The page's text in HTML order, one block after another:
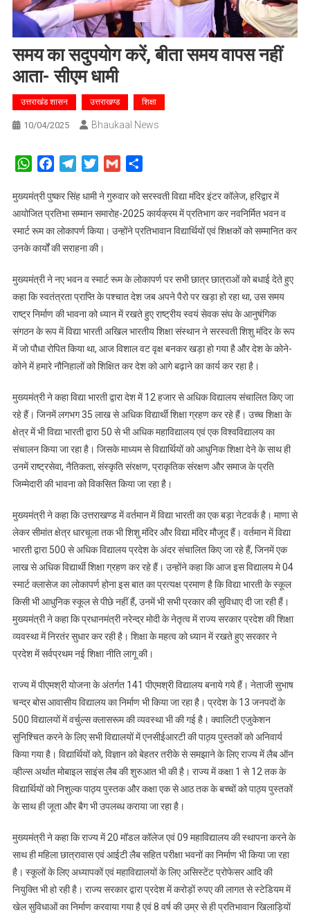
समय का सदुपयोग करें, बीता समय वापस नहीं
आता- सीएम धामी
उत्तराखंड शासन उत्तराखण्ड शिक्षा
10/04/2025 Bhaukaal News
WhatsAppFacebookTelegramTwitterGmail
मुख्यमंत्री पुष्कर सिंह धामी ने गुरुवार को सरस्वती विद्या मंदिर इंटर कॉलेज, हरिद्वार में
आयोजित प्रतिभा सम्मान समारोह-2025 कार्यक्रम में प्रतिभाग कर नवनिर्मित भवन व
स्मार्ट रूम का लोकापर्ण किया। उन्होंने प्रतिभावान विद्यार्थियों एवं शिक्षकों को सम्मानित कर
उनके कार्यों की सराहना की।
मुख्यमंत्री ने नए भवन व स्मार्ट रूम के लोकापर्ण पर सभी छात्र छात्राओं को बधाई देते हुए
कहा कि स्वतंत्रता प्राप्ति के पश्चात देश जब अपने पैरो पर खड़ा हो रहा था, उस समय
राष्ट्र निर्माण की भावना को ध्यान में रखते हुए राष्ट्रीय स्वयं सेवक संघ के आनुषंगिक
संगठन के रूप में विद्या भारती अखिल भारतीय शिक्षा संस्थान ने सरस्वती शिशु मंदिर के रूप
में जो पौधा रोपित किया था, आज विशाल वट वृक्ष बनकर खड़ा हो गया है और देश के कोने-
कोने में हमारे नौनिहालों को शिक्षित कर देश को आगे बढ़ाने का कार्य कर रहा है।
मुख्यमंत्री ने कहा विद्या भारती द्वारा देश में 12 हजार से अधिक विद्यालय संचालित किए जा
रहे हैं। जिनमें लगभग 35 लाख से अधिक विद्यार्थी शिक्षा ग्रहण कर रहे हैं। उच्च शिक्षा के
क्षेत्र में भी विद्या भारती द्वारा 50 से भी अधिक महाविद्यालय एवं एक विश्वविद्यालय का
संचालन किया जा रहा है। जिसके माध्यम से विद्यार्थियों को आधुनिक शिक्षा देने के साथ ही
उनमें राष्ट्रसेवा, नैतिकता, संस्कृति संरक्षण, प्राकृतिक संरक्षण और समाज के प्रति
जिम्मेदारी की भावना को विकसित किया जा रहा है।
मुख्यमंत्री ने कहा कि उत्तराखण्ड में वर्तमान में विद्या भारती का एक बड़ा नेटवर्क है। माणा से
लेकर सीमांत क्षेत्र धारचूला तक भी शिशु मंदिर और विद्या मंदिर मौजूद हैं। वर्तमान में विद्या
भारती द्वारा 500 से अधिक विद्यालय प्रदेश के अंदर संचालित किए जा रहे हैं, जिनमें एक
लाख से अधिक विद्यार्थी शिक्षा ग्रहण कर रहे हैं। उन्होंने कहा कि आज इस विद्यालय मे 04
स्मार्ट क्लासेज का लोकापर्ण होना इस बात का प्रत्यक्ष प्रमाण है कि विद्या भारती के स्कूल
किसी भी आधुनिक स्कूल से पीछे नहीं हैं, उनमें भी सभी प्रकार की सुविधाए दी जा रही हैं।
मुख्यमंत्री ने कहा कि प्रधानमंत्री नरेन्द्र मोदी के नेतृत्व में राज्य सरकार प्रदेश की शिक्षा
व्यवस्था में निरतंर सुधार कर रही है। शिक्षा के महत्व को ध्यान में रखते हुए सरकार ने
प्रदेश में सर्वप्रथम नई शिक्षा नीति लागू की।
राज्य में पीएमश्री योजना के अंतर्गत 141 पीएमश्री विद्यालय बनाये गये हैं। नेताजी सुभाष
चन्द्र बोस आवासीय विद्यालय का निर्माण भी किया जा रहा है। प्रदेश के 13 जनपदों के
500 विद्यालयों में वर्चुल्स क्लासरूम की व्यवस्था भी की गई है। क्वालिटी एजुकेशन
सुनिश्चित करने के लिए सभी विद्यालयों में एनसीईआरटी की पाठ्य पुस्तकों को अनिवार्य
किया गया है। विद्यार्थियों को, विज्ञान को बेहतर तरीके से समझाने के लिए राज्य में लैब ऑन
व्हील्स अर्थात मोबाइल साइंस लैब की शुरुआत भी की है। राज्य में कक्षा 1 से 12 तक के
विद्यार्थियों को निशुल्क पाठ्य पुस्तक और कक्षा एक से आठ तक के बच्चों को पाठ्य पुस्तकों
के साथ ही जूता और बैग भी उपलब्ध कराया जा रहा है।
मुख्यमंत्री ने कहा कि राज्य में 20 मॉडल कॉलेज एवं 09 महाविद्यालय की स्थापना करने के
साथ ही महिला छात्रावास एवं आईटी लैब सहित परीक्षा भवनों का निर्माण भी किया जा रहा
है। स्कूलों के लिए अध्यापकों एवं महाविद्यालयों के लिए असिस्टेंट प्रोफेसर आदि की
नियुक्ति भी हो रही है। राज्य सरकार द्वारा प्रदेश में करोड़ों रुपए की लागत से स्टेडियम में
खेल सुविधाओं का निर्माण करवाया गया है एवं 8 वर्ष की उम्र से ही प्रतिभावान खिलाड़ियों